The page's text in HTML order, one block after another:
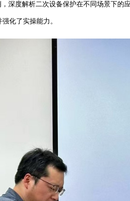
度解析二次设备保护在不同场景下的
化了实操能力。